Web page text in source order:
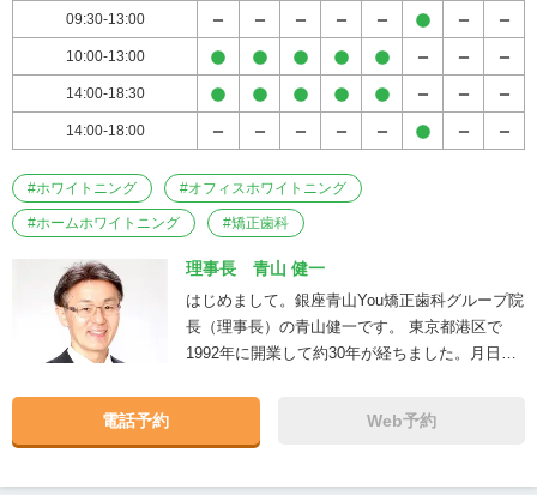
09:30-13:00
10:00-13:00
14:00-18:30
14:00-18:00
#ホワイトニング #オフィスホワイトニング
#ホームホワイトニング #矯正歯科
理事長 青山 健一
はじめまして。銀座青山You矯正歯科グループ院
長（理事長）の青山健一です。 東京都港区で
1992年に開業して約30年が経ちました。月日が
正や部分矯正やインビザラインなど新しい治療
を取り入れてきました。部分矯正専門医院のＹ
ックが大きくなるにつれて、スタッフ教育の必
電話予約 Web予約